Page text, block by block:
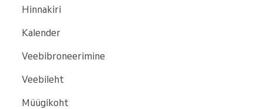
Hinnakiri
Kalender
Veebibroneerimine
Veebileht
Müügikoht